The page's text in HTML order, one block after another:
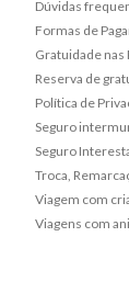
Dúvidas
Formas de
Gratuidade nas
Reserva de
Política de
Seguro
Seguro
Troca,
Viagem com
Viagens com